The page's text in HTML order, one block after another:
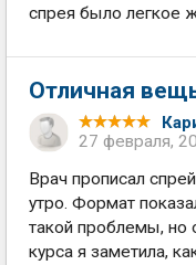
спрея было легкое
Отличная
27 февраля,
Врач прописал
утро. Формат
такой проблемы, но
курса я заметила,